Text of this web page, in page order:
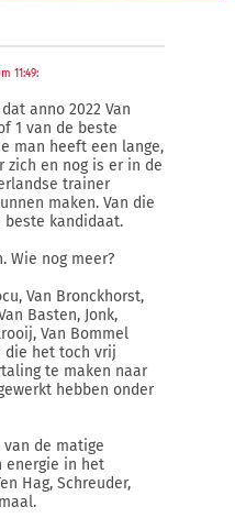
11:49:
anno 2022 Van
1 van de beste
man heeft een lange,
zich en nog is er in de
trainer
maken. Van die
beste kandidaat.
Wie nog meer?
Van Bronckhorst,
Basten, Jonk,
Van Bommel
die het toch vrij
te maken naar
hebben onder
de matige
energie in het
Hag, Schreuder,